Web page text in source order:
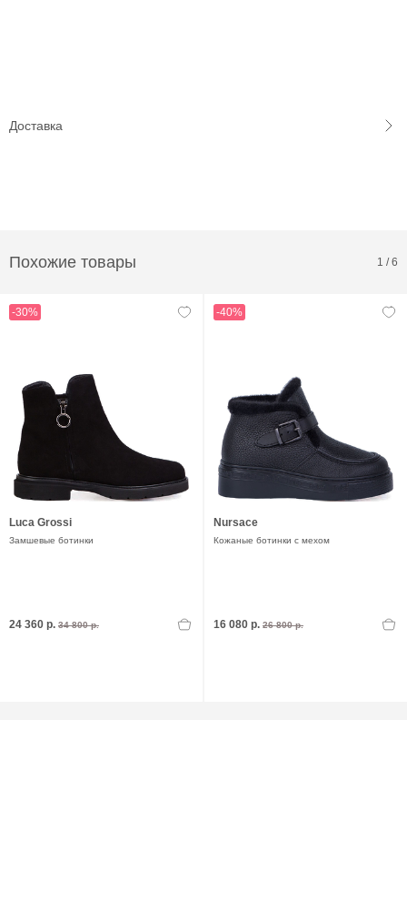
Доставка
Похожие товары 1 /6
-30%
Luca Grossi
Замшевые ботинки
24 360 р. 34 800 р.
-40%
Nursace
Кожаные ботинки с мехом
16 080 р. 26 800 р.